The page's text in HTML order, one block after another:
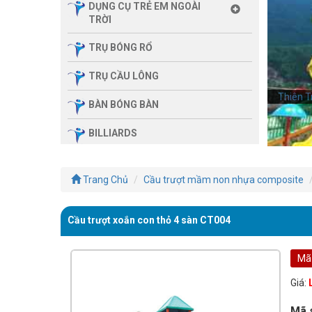
DỤNG CỤ TRẺ EM NGOÀI
TRỜI
TRỤ BÓNG RỔ
TRỤ CẦU LÔNG
BÀN BÓNG BÀN
BILLIARDS
ĐÌNH
THIẾT BỊ PHÒNG GYM
Thiên
Thiên
Trang Chủ Cầu trượt mầm non nhựa composite
Cầu trượt xoắn con thỏ 4 sàn CT004
Giá: